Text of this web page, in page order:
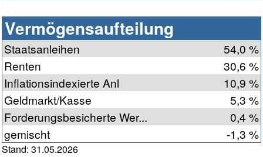
Vermögensaufteilung
Staatsanleihen
54,0 %
Renten
30,6 %
Inflationsindexierte Anl
10,9 %
Geldmarkt/Kasse
5,3 %
Forderungsbesicherte Wer...
0,4 %
gemischt
-1,3 %
Stand: 31.05.2026